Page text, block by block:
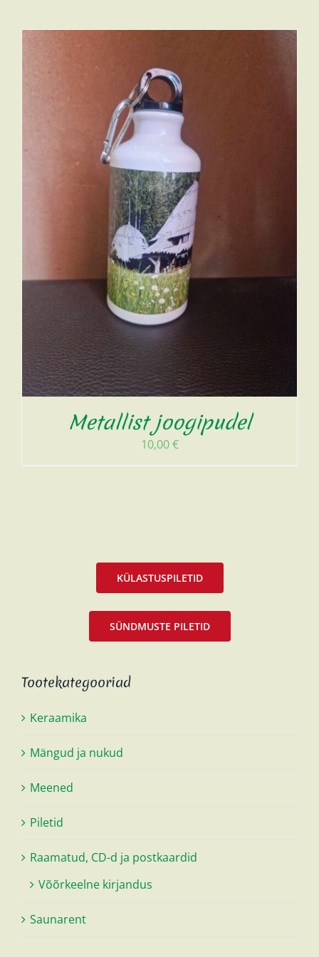
Metallist joogipudel
10,00€
KÜLASTUSPILETID
SÜNDMUSTE PILETID
Tootekategooriad
Keraamika
Mängud ja nukud
Meened
Piletid
Raamatud, CD-d ja postkaardid
Võõrkeelne kirjandus
Saunarent